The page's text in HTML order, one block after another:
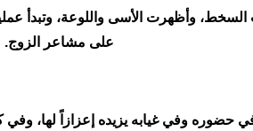
وأظهرت الأسى واللوعة، وتبدأ عملية
على مشاعر الزوج.
حضوره وفي غيابه يزيده إعزازاً لها،